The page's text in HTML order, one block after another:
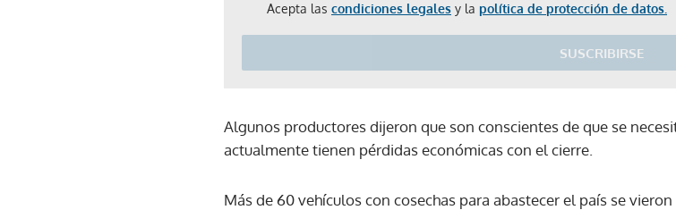
Acepta las condiciones legales y la política de protección de datos.
SUSCRIBIRSE
Algunos productores dijeron que son conscientes de que se
actualmente tienen pérdidas económicas con el cierre.
Más de 60 vehículos con cosechas para abastecer el país se